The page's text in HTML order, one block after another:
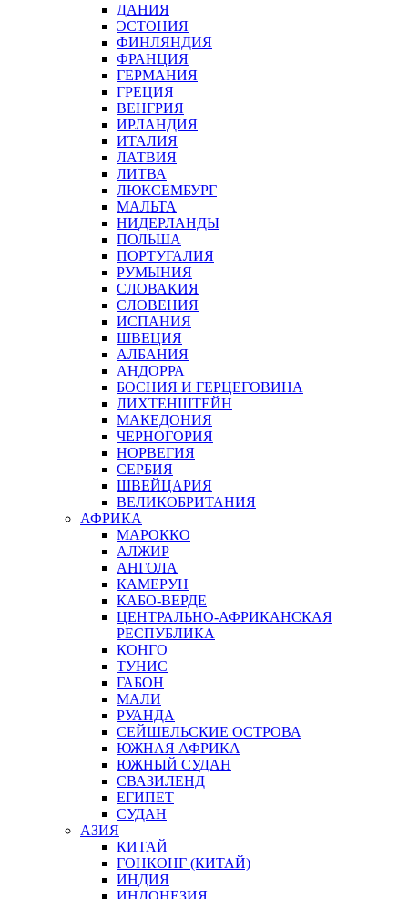
ДАНИЯ
ЭСТОНИЯ
ФИНЛЯНДИЯ
ФРАНЦИЯ
ГЕРМАНИЯ
ГРЕЦИЯ
ВЕНГРИЯ
ИРЛАНДИЯ
ИТАЛИЯ
ЛАТВИЯ
ЛИТВА
ЛЮКСЕМБУРГ
МАЛЬТА
НИДЕРЛАНДЫ
ПОЛЬША
ПОРТУГАЛИЯ
РУМЫНИЯ
СЛОВАКИЯ
СЛОВЕНИЯ
ИСПАНИЯ
ШВЕЦИЯ
АЛБАНИЯ
АНДОРРА
БОСНИЯ И ГЕРЦЕГОВИНА
ЛИХТЕНШТЕЙН
МАКЕДОНИЯ
ЧЕРНОГОРИЯ
НОРВЕГИЯ
СЕРБИЯ
ШВЕЙЦАРИЯ
ВЕЛИКОБРИТАНИЯ
АФРИКА
МАРОККО
АЛЖИР
АНГОЛА
КАМЕРУН
КАБО-ВЕРДЕ
ЦЕНТРАЛЬНО-АФРИКАНСКАЯ
РЕСПУБЛИКА
КОНГО
ТУНИС
ГАБОН
МАЛИ
РУАНДА
СЕЙШЕЛЬСКИЕ ОСТРОВА
ЮЖНАЯ АФРИКА
ЮЖНЫЙ СУДАН
СВАЗИЛЕНД
ЕГИПЕТ
СУДАН
АЗИЯ
КИТАЙ
ГОНКОНГ (КИТАЙ)
ИНДИЯ